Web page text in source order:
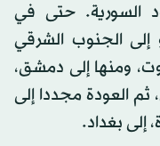
السورية. حتى في
إلى الجنوب الشرقي
ومنها إلى دمشق،
العودة مجددا إلى
إلى بغداد.